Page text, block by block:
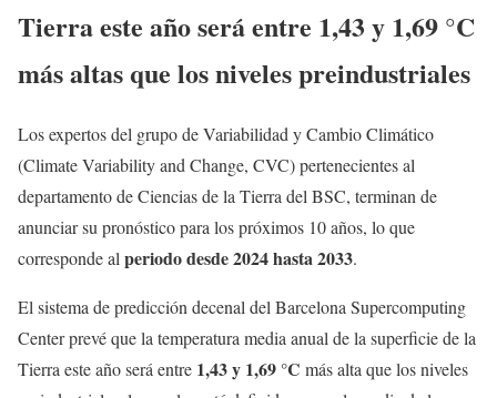
Tierra este año será entre 1,43 y 1,69 °C
más altas que los niveles preindustriales
Los expertos del grupo de Variabilidad y Cambio Climático
(Climate Variability and Change, CVC) pertenecientes al
departamento de Ciencias de la Tierra del BSC, terminan de
anunciar su pronóstico para los próximos 10 años, lo que
corresponde al periodo desde 2024 hasta 2033.
El sistema de predicción decenal del Barcelona Supercomputing
Center prevé que la temperatura media anual de la superficie de la
Tierra este año será entre 1,43 y 1,69 °C más alta que los niveles